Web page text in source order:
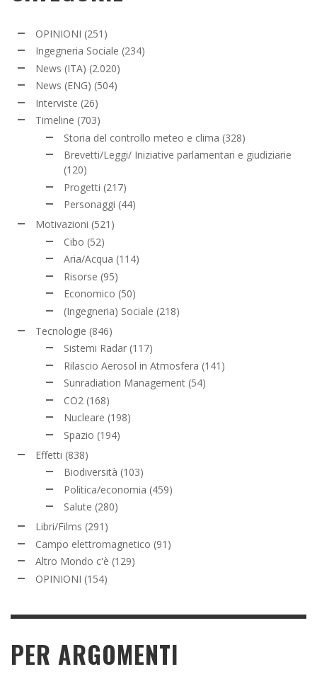
OPINIONI (251)
Ingegneria Sociale (234)
News (ITA) (2.020)
News (ENG) (504)
Interviste (26)
Timeline (703)
Storia del controllo meteo e clima (328)
Brevetti/Leggi/ Iniziative parlamentari e giudiziarie
(120)
Progetti (217)
Personaggi (44)
Motivazioni (521)
Cibo (52)
Aria/Acqua (114)
Risorse (95)
Economico (50)
(Ingegneria) Sociale (218)
Tecnologie (846)
Sistemi Radar (117)
Rilascio Aerosol in Atmosfera (141)
Sunradiation Management (54)
CO2 (168)
Nucleare (198)
Spazio (194)
Effetti (838)
Biodiversità (103)
Politica/economia (459)
Salute (280)
Libri/Films (291)
Campo elettromagnetico (91)
Altro Mondo c'è (129)
OPINIONI (154)
PER ARGOMENTI